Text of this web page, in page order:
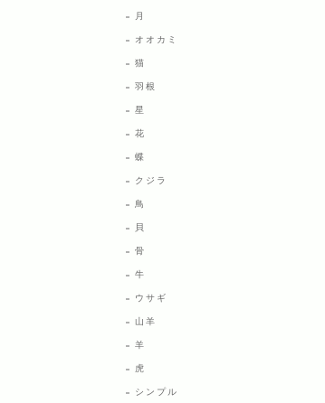
月
オオカミ
猫
羽根
星
花
蝶
クジラ
鳥
貝
骨
牛
ウサギ
山羊
羊
虎
シンプル